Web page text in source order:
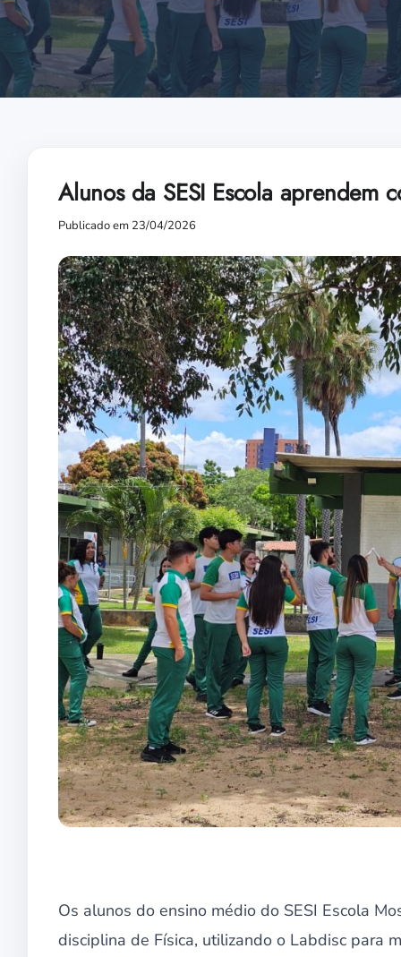
Alunos da SESI Escola aprendem
Publicado em 23/04/2026
Os alunos do ensino médio do SESI Escola
disciplina de Física, utilizando o Labdisc para